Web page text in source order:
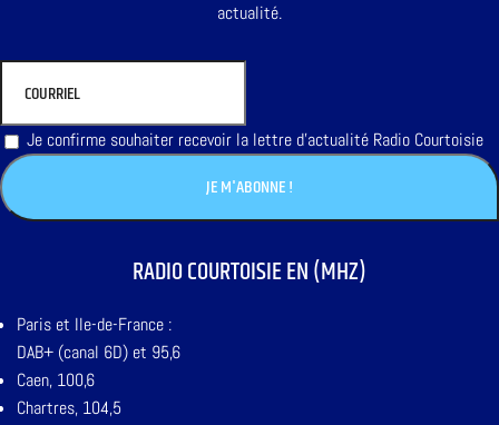
actualité.
Je confirme souhaiter recevoir la lettre d'actualité Radio Courtoisie
RADIO COURTOISIE EN (MHZ)
Paris et Ile-de-France :
DAB+ (canal 6D) et 95,6
Caen, 100,6
Chartres, 104,5